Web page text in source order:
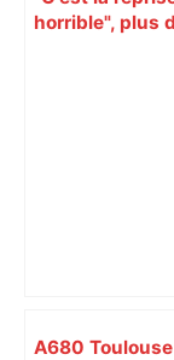
horrible", plus
A680